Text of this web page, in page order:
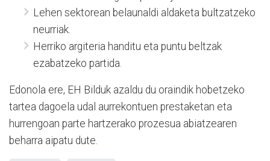
Lehen sektorean belaunaldi aldaketa bultzatzeko
neurriak.
Herriko argiteria handitu eta puntu beltzak
ezabatzeko partida.
Edonola ere, EH Bilduk azaldu du oraindik hobetzeko
tartea dagoela udal aurrekontuen prestaketan eta
hurrengoan parte hartzerako prozesua abiatzearen
beharra aipatu dute.